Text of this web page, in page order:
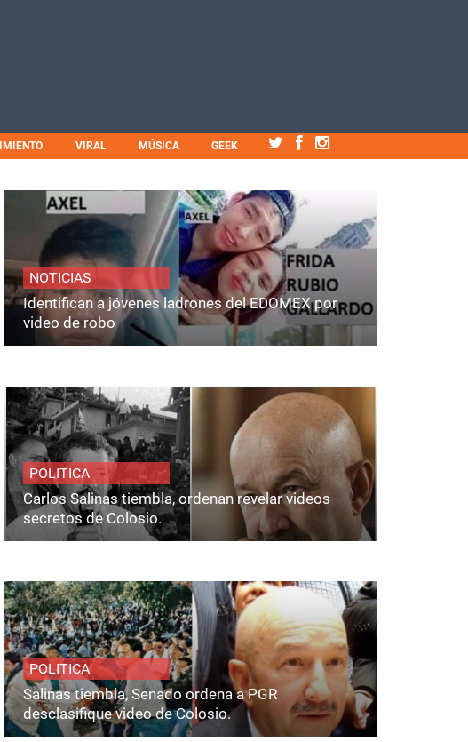
VIRAL MÚSICA GEEK
NOTICIAS
Identifican a jóvenes ladrones del EDOMEX por
video de robo
POLITICA
Carlos Salinas tiembla, ordenan revelar videos
secretos de Colosio.
POLITICA
Salinas tiembla, Senado ordena a PGR
desclasifique video de Colosio.